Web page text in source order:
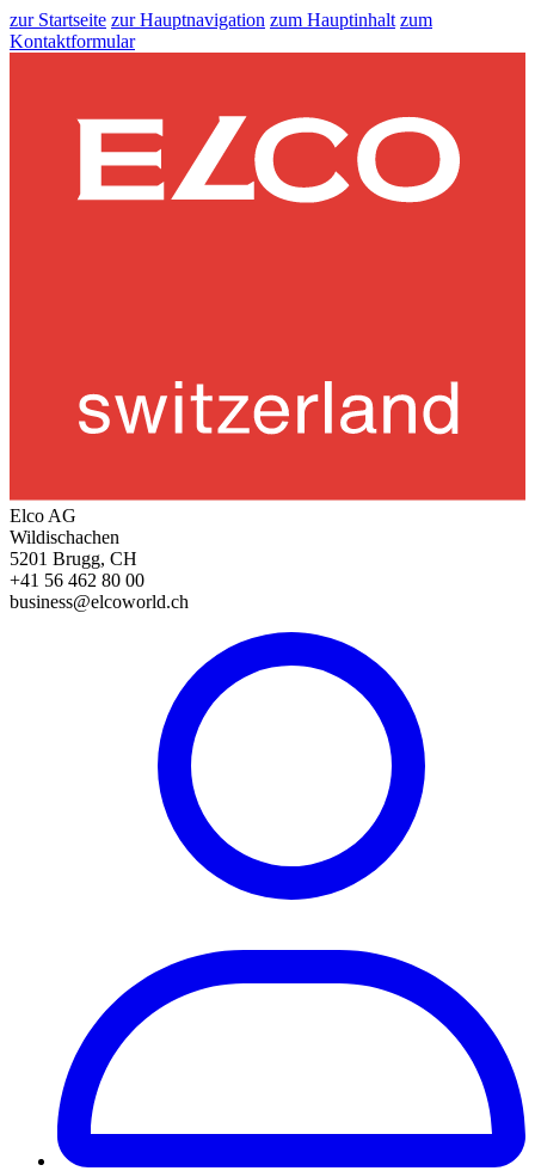
zur Startseite zur Hauptnavigation zum Hauptinhalt zum
Kontaktformular
Elco AG
Wildischachen
5201 Brugg, CH
+41 56 462 80 00
business@elcoworld.ch